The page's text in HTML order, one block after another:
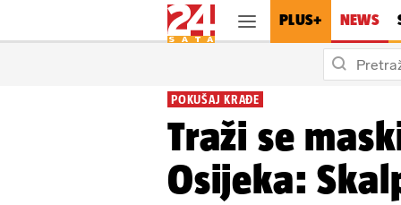
PLUS+ NEWS
Dan
POKUŠAJ KRAĐE
Traži se
Osijeka: